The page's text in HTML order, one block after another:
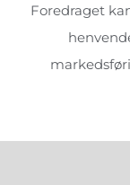
Foredraget